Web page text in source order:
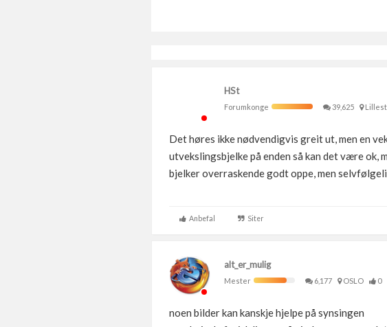
HSt
Forumkonge
39,625
Det høres ikke nødvendigvis greit ut, men en
utvekslingsbjelke på enden så kan det være ok,
bjelker overraskende godt oppe, men
Anbefal Siter
alt_er_mulig
Mester
6,177 OSLO 0
noen bilder kan kanskje hjelpe på synsingen